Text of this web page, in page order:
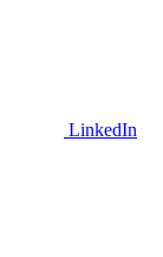
LinkedIn